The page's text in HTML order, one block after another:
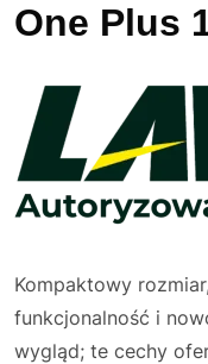
One Plus
Kompaktowy
funkcjonalność i
wygląd; te cechy